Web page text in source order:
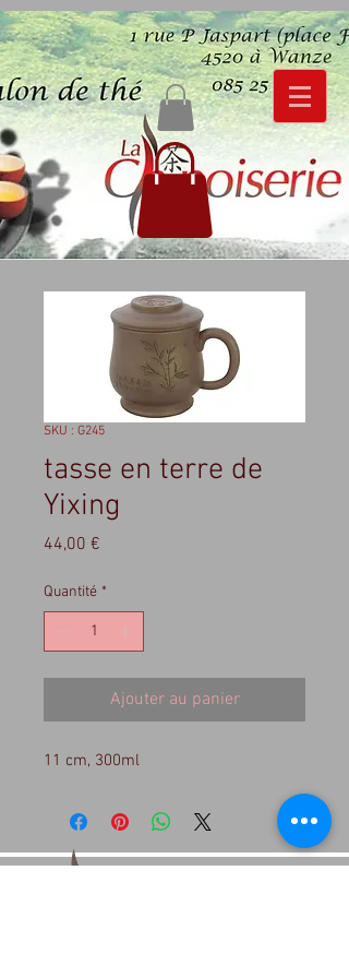
SKU : G245
tasse en terre de
Yixing
44,00 €
Quantité *
Ajouter au panier
11 cm, 300ml